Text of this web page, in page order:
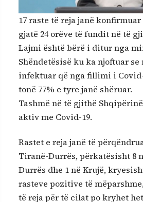
17 raste të reja janë konfirmuar
gjatë 24 orëve të fundit në të
Lajmi është bërë i ditur nga
Shëndetësisë ku ka njoftuar se
infektuar që nga fillimi i
tonë 77% e tyre janë shëruar.
Tashmë në të gjithë
aktiv me Covid-19.
Rastet e reja janë të
Tiranë-Durrës, përkatësisht 8
Durrës dhe 1 në Krujë,
rasteve pozitive të
të reja për të cilat po kryhet